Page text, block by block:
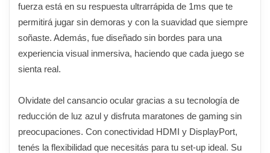
fuerza está en su respuesta ultrarrápida de 1ms que te
permitirá jugar sin demoras y con la suavidad que siempre
soñaste. Además, fue diseñado sin bordes para una
experiencia visual inmersiva, haciendo que cada juego se
sienta real.
Olvidate del cansancio ocular gracias a su tecnología de
reducción de luz azul y disfruta maratones de gaming sin
preocupaciones. Con conectividad HDMI y DisplayPort,
tenés la flexibilidad que necesitás para tu set-up ideal. Su